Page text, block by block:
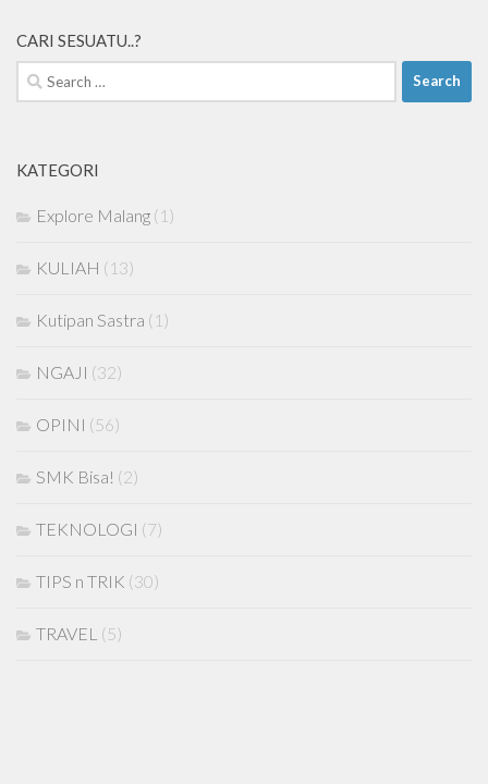
CARI SESUATU..?
Search
for:
KATEGORI
Explore Malang (1)
KULIAH (13)
Kutipan Sastra (1)
NGAJI (32)
OPINI (56)
SMK Bisa! (2)
TEKNOLOGI (7)
TIPS n TRIK (30)
TRAVEL (5)